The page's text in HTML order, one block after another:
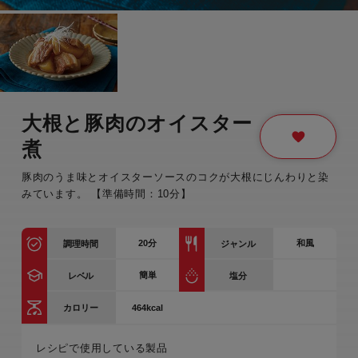
大根と豚肉のオイスター
煮
豚肉のうま味とオイスターソースのコクが大根にじんわりと染
みています。 【準備時間：10分】
調理時間 20分 ジャンル 和風
レベル 簡単 塩分
カロリー 464kcal
レシピで使用している製品